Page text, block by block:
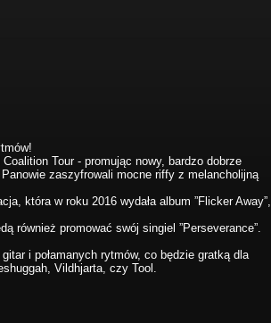
Tour - promując nowy, bardzo dobrze
zaszyfrowali mocne riffy z melancholijną
która w roku 2016 wydała album ”Flicker Away”,
również promować swój singiel ”Perseverance”.
i połamanych rytmów, co będzie gratką dla
Vildhjarta, czy Tool.